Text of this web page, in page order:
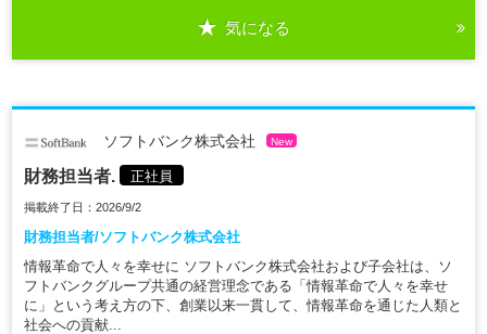
気になる
ソフトバンク株式会社 New
財務担当者. 正社員
掲載終了日：2026/9/2
財務担当者/ソフトバンク株式会社
情報革命で人々を幸せに ソフトバンク株式会社および子会社は、ソ
フトバンクグループ共通の経営理念である「情報革命で人々を幸せ
に」という考え方の下、創業以来一貫して、情報革命を通じた人類と
社会への貢献...